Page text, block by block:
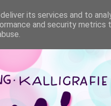
its services and to
and security